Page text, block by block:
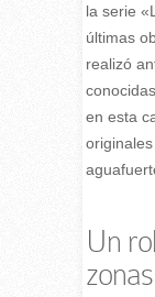
la serie
últimas
realizó
en esta
Un